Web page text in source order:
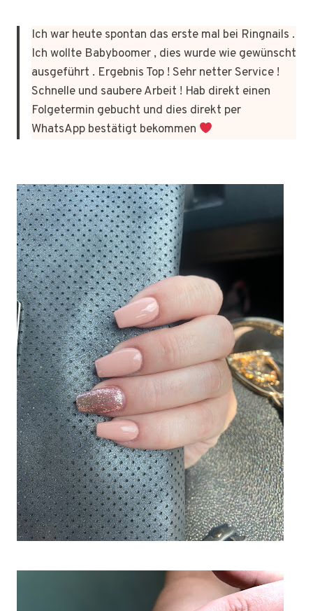
Ich war heute spontan das erste mal bei Ringnails .
Ich wollte Babyboomer , dies wurde wie gewünscht
ausgeführt . Ergebnis Top ! Sehr netter Service !
Schnelle und saubere Arbeit ! Hab direkt einen
Folgetermin gebucht und dies direkt per
WhatsApp bestätigt bekommen